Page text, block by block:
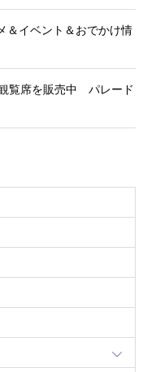
＆イベント＆おでかけ情
覧席を販売中 パレード